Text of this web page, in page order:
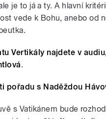
je to já a ty. A hlavní
vede k Bohu, anebo od
Vertikály najdete v
.
pořadu s Naděždou
s Vatikánem bude